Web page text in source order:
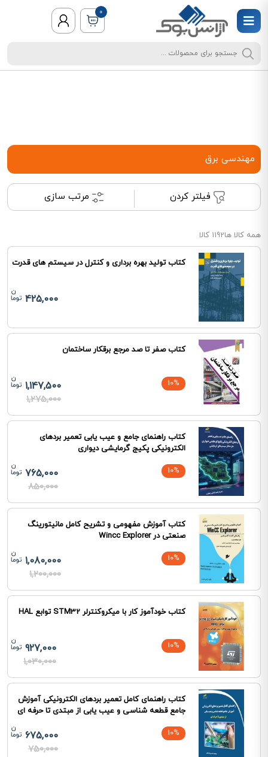
0
مهندسی برق
همه کالا ها1192 کالا
کتاب تولید بهره برداری و کنترل در سیستم های قدرت
425,000
کتاب صفر تا صد مرجع برقکار ساختمان
10%
1,147,500
1,275,000
کتاب راهنمای جامع و عیب یابی تعمیر بردهای
الکترونیکی پکیج گرمایشی دیواری
10%
765,000
850,000
کتاب آموزش مفهومی و تشریح کامل مانیتورینگ
صنعتی در Wincc Explorer
10%
1,080,000
1,200,000
کتاب خودآموز کار با میکروکنترلر STM32 توابع HAL
10%
927,000
1,030,000
کتاب راهنمای کامل تعمیر بردهای الکترونیکی آموزش
جامع قطعه شناسی و عیب یابی از مبتدی تا حرفه ای
10%
675,000
750,000